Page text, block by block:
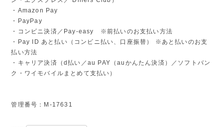
・Amazon Pay
・PayPay
・コンビニ決済／Pay-easy ※前払いのお支払い方法
・Pay ID あと払い（コンビニ払い、口座振替） ※あと払いのお支
払い方法
・キャリア決済（d払い／au PAY（auかんたん決済）／ソフトバン
ク・ワイモバイルまとめて支払い）
管理番号：M-17631